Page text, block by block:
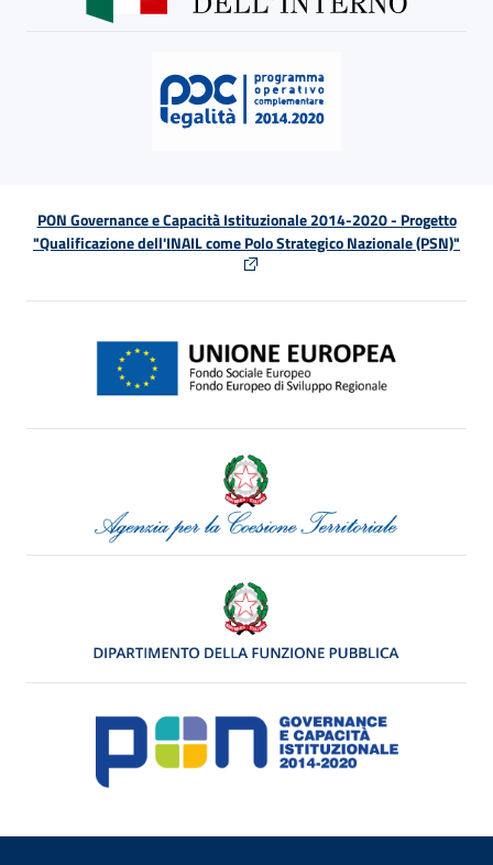
PON Governance e Capacità Istituzionale 2014-2020 - Progetto
"Qualificazione dell'INAIL come Polo Strategico Nazionale (PSN)"